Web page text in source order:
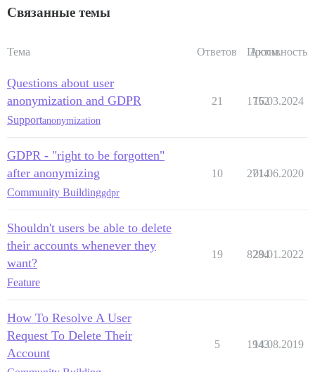
Связанные темы
Тема Ответов Просм.
Активность
Questions about user
anonymization and GDPR
Supportanonymization
21 1752
16.03.2024
GDPR - "right to be forgotten"
after anonymizing
Community Buildinggdpr
10 2714
01.06.2020
Shouldn't users be able to delete
their accounts whenever they
want?
Feature
19 8284
29.01.2022
How To Resolve A User
Request To Delete Their
Account
5 1943
14.08.2019